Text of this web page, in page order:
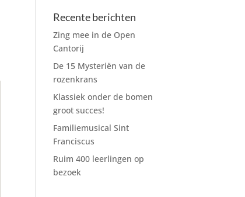
Recente berichten
Zing mee in de Open
Cantorij
De 15 Mysteriën van de
rozenkrans
Klassiek onder de bomen
groot succes!
Familiemusical Sint
Franciscus
Ruim 400 leerlingen op
bezoek